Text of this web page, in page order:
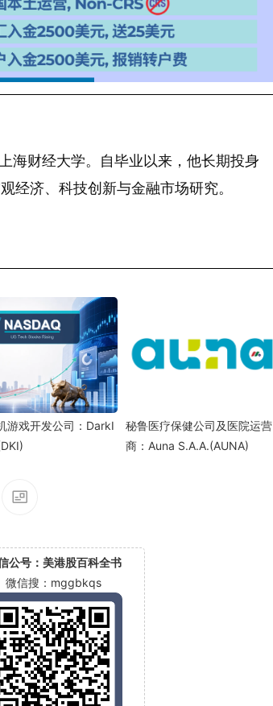
海财经大学。自毕业以来，他长期投身
经济、科技创新与金融市场研究。
游戏开发公司：DarkI
秘鲁医疗保健公司及医院运营
商：Auna S.A.A.(AUNA)
公号：美港股百科全书
微信搜：mggbkqs